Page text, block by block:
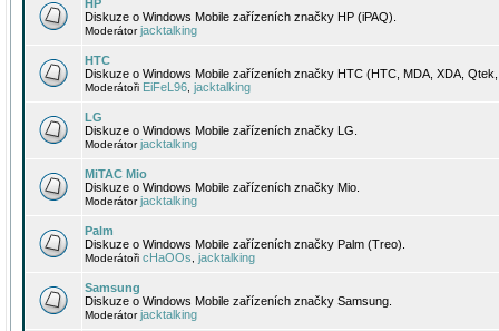
HP
Diskuze o Windows Mobile zařízeních značky HP (iPAQ).
Moderátorjacktalking
HTC
Diskuze o Windows Mobile zařízeních značky HTC (HTC, MDA, XDA,
Moderátoři EiFeL96 jacktalking
LG
Diskuze o Windows Mobile zařízeních značky LG.
Moderátorjacktalking
MiTAC Mio
Diskuze o Windows Mobile zařízeních značky Mio.
Moderátorjacktalking
Palm
Diskuze o Windows Mobile zařízeních značky Palm (Treo).
Moderátoři cHaOOs jacktalking
Samsung
Diskuze o Windows Mobile zařízeních značky Samsung.
Moderátorjacktalking